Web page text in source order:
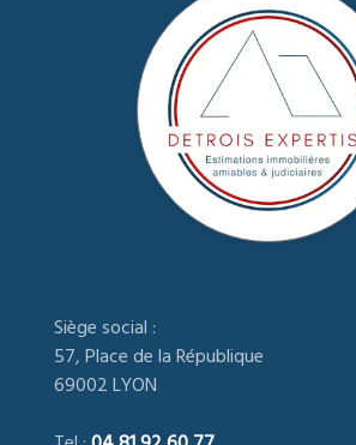
Siège social :
57, Place de la République
69002 LYON